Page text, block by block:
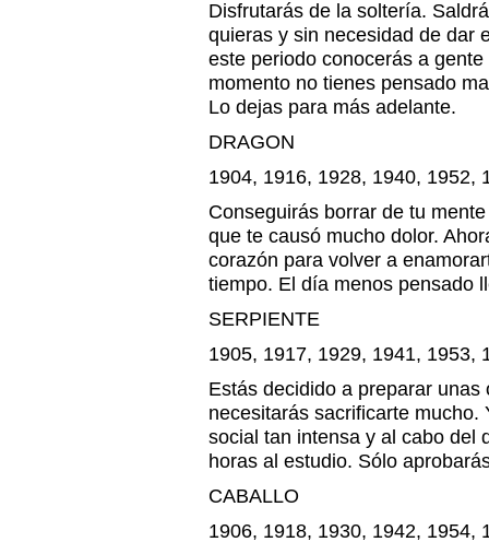
Disfrutarás de la soltería.
quieras y sin necesidad de dar
este periodo conocerás a
momento no tienes pensado
Lo dejas para más adelante.
DRAGON
1904, 1916, 1928, 1940, 1952,
Conseguirás borrar de tu
que te causó mucho dolor.
corazón para volver a
tiempo. El día menos pensado
SERPIENTE
1905, 1917, 1929, 1941, 1953,
Estás decidido a preparar unas
necesitarás sacrificarte mucho.
social tan intensa y al cabo del
horas al estudio. Sólo
CABALLO
1906, 1918, 1930, 1942, 1954,